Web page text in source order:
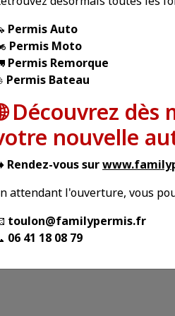
une évaluation,
formation code formule
13 heures de
et un
à
pratique
PLUS FACILE
CONDUITE
savoir plus
Permis Auto
Permis Moto
Permis Remorque
Permis Bateau
Découvrez
nouvelle
Rendez-vous sur
attendant l'ouverture, vous
toulon@familypermis.fr
06 41 18 08 79